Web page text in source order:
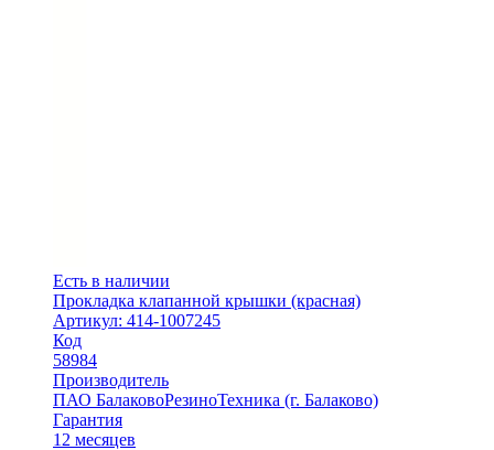
Есть в наличии
Прокладка клапанной крышки (красная)
Артикул: 414-1007245
Код
58984
Производитель
ПАО БалаковоРезиноТехника (г. Балаково)
Гарантия
12 месяцев